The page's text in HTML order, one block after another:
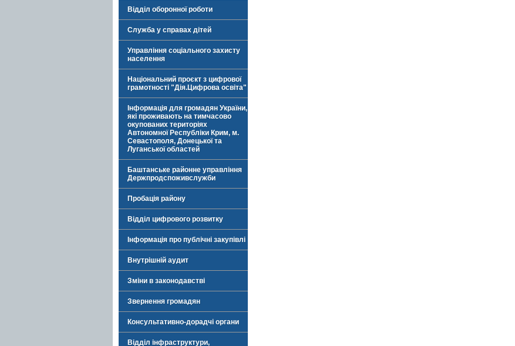
Відділ оборонної роботи
Служба у справах дітей
Управління соціального захисту
населення
Національний проєкт з цифрової
грамотності "Дія.Цифрова освіта"
Інформація для громадян України,
які проживають на тимчасово
окупованих територіях
Автономної Республіки Крим, м.
Севастополя, Донецької та
Луганської областей
Баштанське районне управління
Держпродспоживслужби
Пробація району
Відділ цифрового розвитку
Інформація про публічні закупівлі
Внутрішній аудит
Зміни в законодавстві
Звернення громадян
Консультативно-дорадчі органи
Відділ інфраструктури,